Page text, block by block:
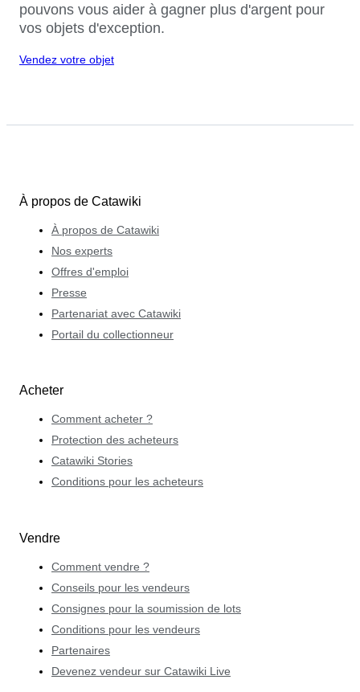
pouvons vous aider à gagner plus d'argent pour
vos objets d'exception.
Vendez votre objet
À propos de Catawiki
À propos de Catawiki
Nos experts
Offres d'emploi
Presse
Partenariat avec Catawiki
Portail du collectionneur
Acheter
Comment acheter ?
Protection des acheteurs
Catawiki Stories
Conditions pour les acheteurs
Vendre
Comment vendre ?
Conseils pour les vendeurs
Consignes pour la soumission de lots
Conditions pour les vendeurs
Partenaires
Devenez vendeur sur Catawiki Live